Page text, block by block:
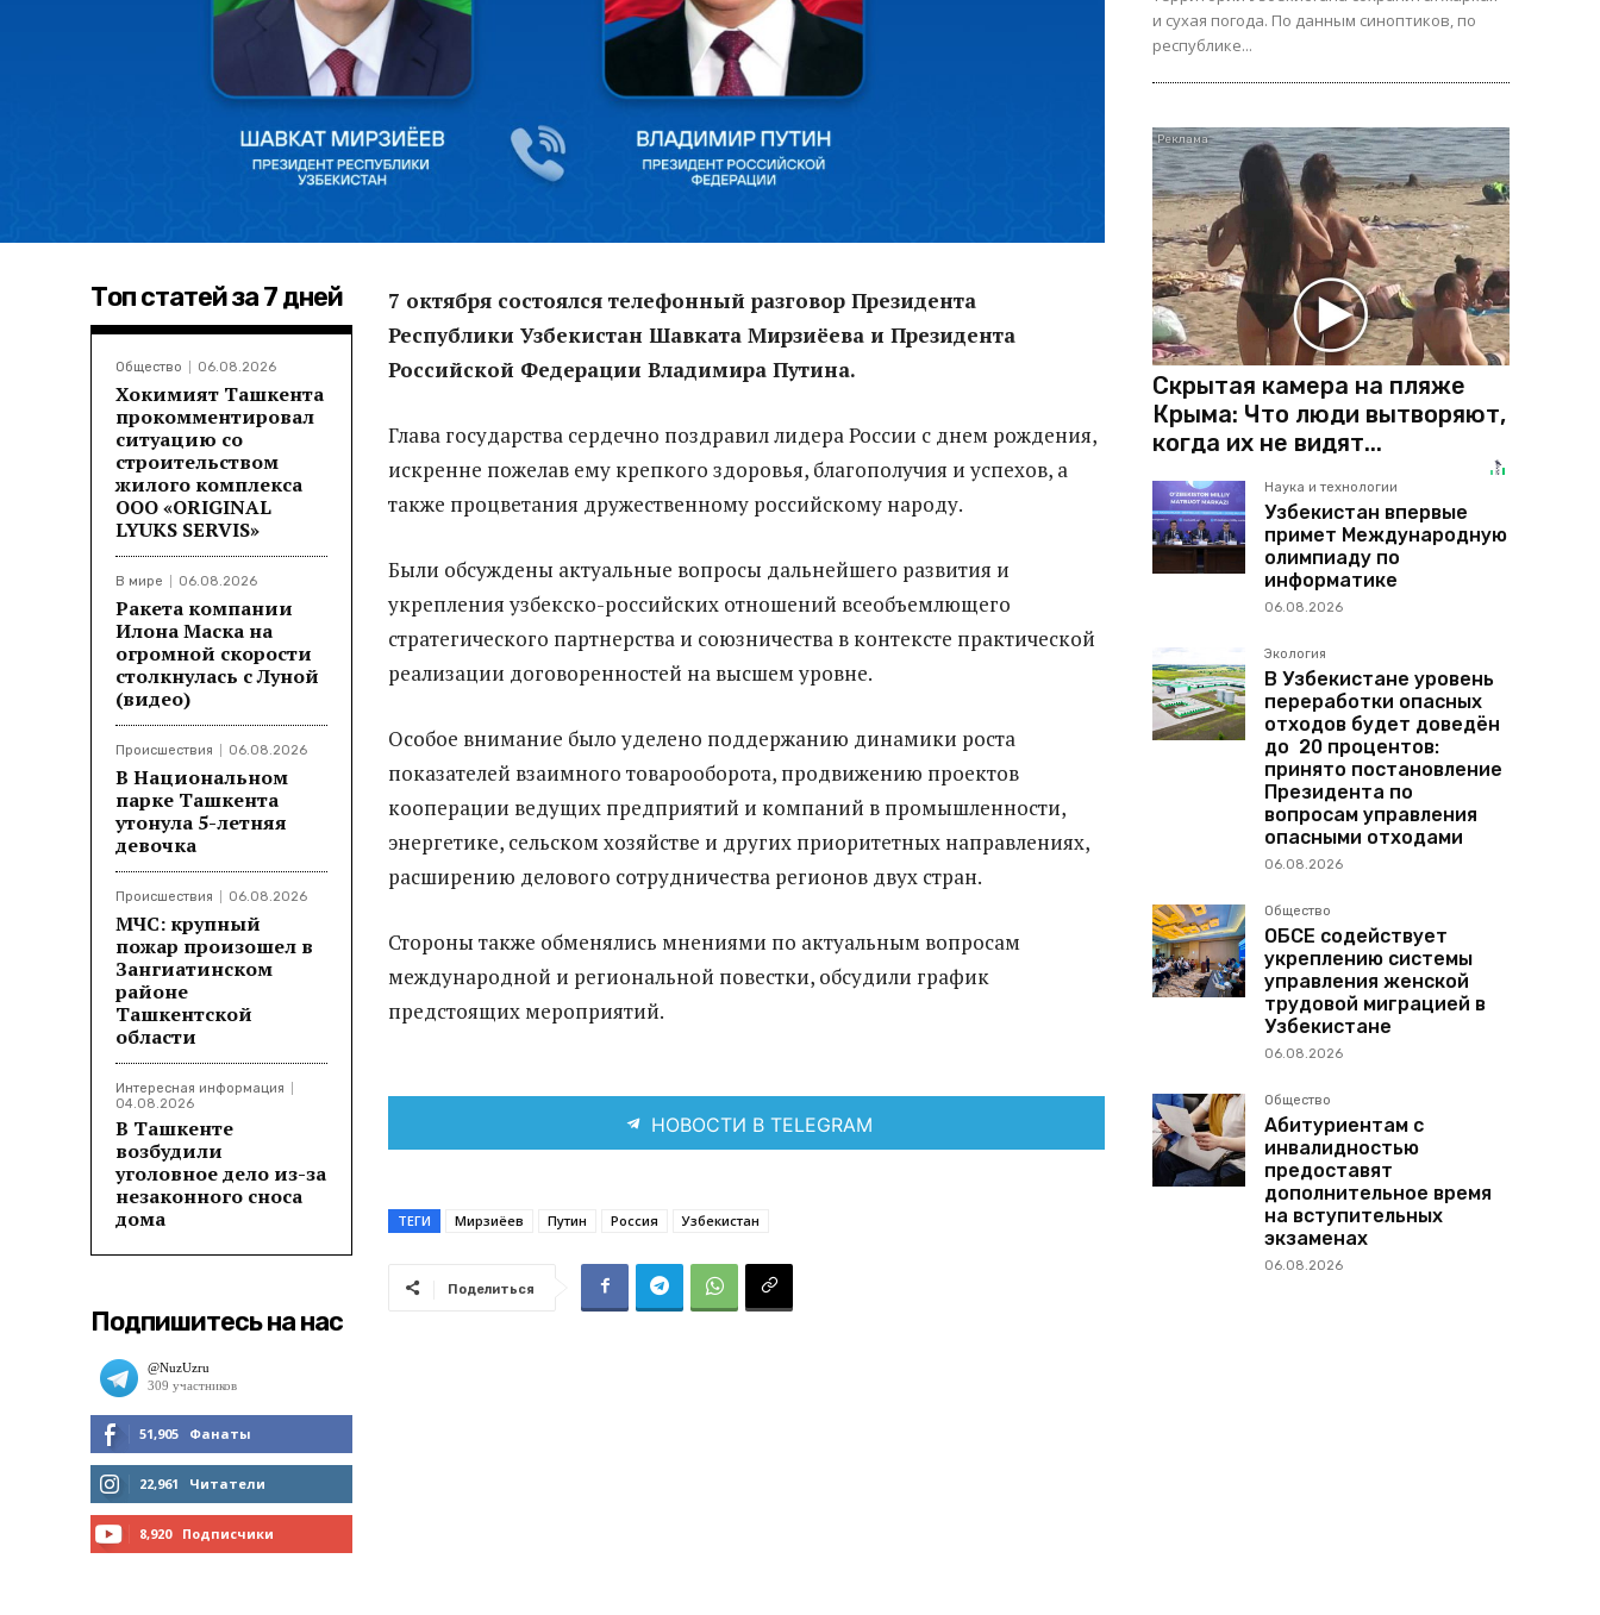
Топ статей за 7 дней
Общество 06.08.2026
Хокимият Ташкента
прокомментировал
ситуацию со
строительством
жилого комплекса
ООО «ORIGINAL
LYUKS SERVIS»
В мире 06.08.2026
Ракета компании
Илона Маска на
огромной скорости
столкнулась с Луной
(видео)
Происшествия 06.08.2026
В Национальном
парке Ташкента
утонула 5-летняя
девочка
Происшествия 06.08.2026
МЧС: крупный
пожар произошел в
Зангиатинском
районе
Ташкентской
области
Интересная информация
04.08.2026
В Ташкенте
возбудили
уголовное дело из-за
незаконного сноса
дома
Подпишитесь на нас
51,905 Фанаты
МНЕ НРАВИТСЯ
22,961 Читатели
8,920 Подписчики
7 октября состоялся телефонный разговор Президента
Республики Узбекистан Шавката Мирзиёева и Президента
Российской Федерации Владимира Путина.
Глава государства сердечно поздравил лидера России с днем рождения,
искренне пожелав ему крепкого здоровья, благополучия и успехов, а
также процветания дружественному российскому народу.
Были обсуждены актуальные вопросы дальнейшего развития и
укрепления узбекско-российских отношений всеобъемлющего
стратегического партнерства и союзничества в контексте практической
реализации договоренностей на высшем уровне.
Особое внимание было уделено поддержанию динамики роста
показателей взаимного товарооборота, продвижению проектов
кооперации ведущих предприятий и компаний в промышленности,
энергетике, сельском хозяйстве и других приоритетных направлениях,
расширению делового сотрудничества регионов двух стран.
Стороны также обменялись мнениями по актуальным вопросам
международной и региональной повестки, обсудили график
предстоящих мероприятий.
НОВОСТИ В TELEGRAM
ТЕГИ Мирзиёев Путин Россия Узбекистан
Поделиться
и сухая погода. По данным синоптиков, по
республике...
Скрытая камера на пляже
Крыма: Что люди вытворяют,
когда их не видят...
Наука и технологии
Узбекистан впервые
примет Международную
олимпиаду по
информатике
06.08.2026
Экология
В Узбекистане уровень
переработки опасных
отходов будет доведён
до 20 процентов:
принято постановление
Президента по
вопросам управления
опасными отходами
06.08.2026
Общество
ОБСЕ содействует
укреплению системы
управления женской
трудовой миграцией в
Узбекистане
06.08.2026
Общество
Абитуриентам с
инвалидностью
предоставят
дополнительное время
на вступительных
экзаменах
06.08.2026